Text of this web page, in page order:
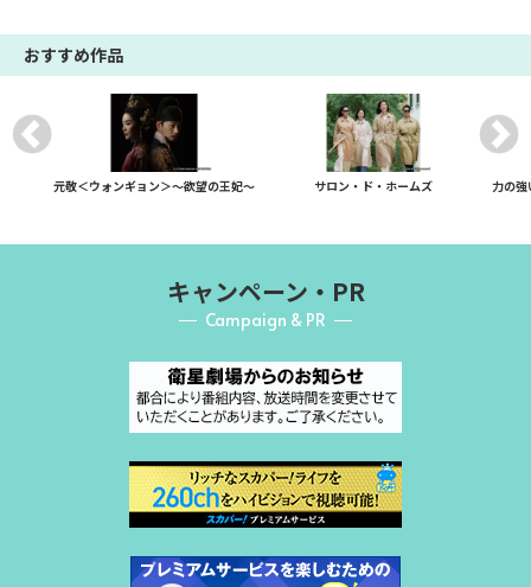
おすすめ作品
元敬＜ウォンギョン＞～欲望の王妃～ サロン・ド・ホームズ 力の強
キャンペーン・PR
Campaign & PR